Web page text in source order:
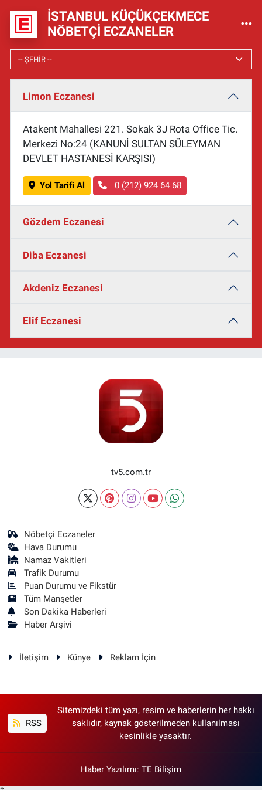
İSTANBUL KÜÇÜKÇEKMECE
NÖBETÇI ECZANELER
Limon Eczanesi
Atakent Mahallesi 221. Sokak 3J Rota Office Tic.
Merkezi No:24 (KANUNİ SULTAN SÜLEYMAN
DEVLET HASTANESİ KARŞISI)
Yol Tarifi Al 0 (212) 924 64 68
Gözdem Eczanesi
Diba Eczanesi
Akdeniz Eczanesi
Elif Eczanesi
tv5.com.tr
Nöbetçi Eczaneler
Hava Durumu
Namaz Vakitleri
Trafik Durumu
Puan Durumu ve Fikstür
Tüm Manşetler
Son Dakika Haberleri
Haber Arşivi
İletişim Künye Reklam İçin
RSS
Sitemizdeki tüm yazı, resim ve haberlerin her hakkı
saklıdır, kaynak gösterilmeden kullanılması
kesinlikle yasaktır.
Haber Yazılımı: TE Bilişim